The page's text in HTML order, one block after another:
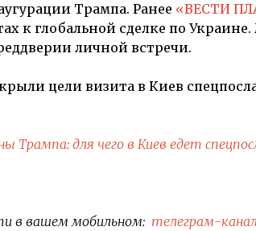
Трампа. Ранее «ВЕСТИ
к глобальной сделке по
личной встречи.
цели визита в Киев
Трампа: для чего в Киев едет
в вашем мобильном: телеграм-